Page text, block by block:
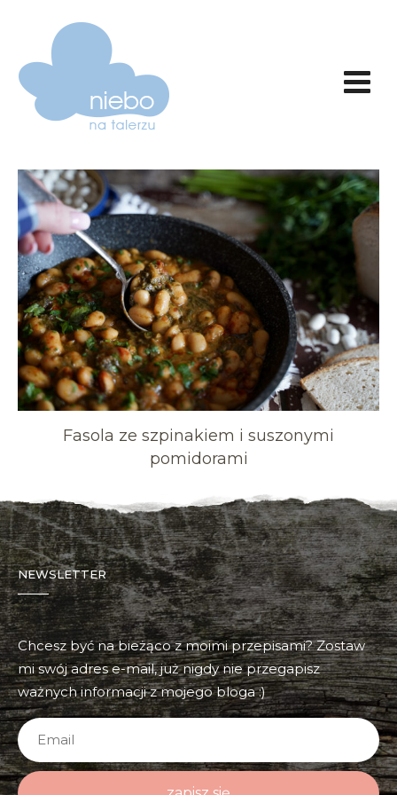
Fasola ze szpinakiem i suszonymi
pomidorami
NEWSLETTER
Chcesz być na bieżąco z moimi przepisami? Zostaw
mi swój adres e-mail, już nigdy nie przegapisz
ważnych informacji z mojego bloga :)